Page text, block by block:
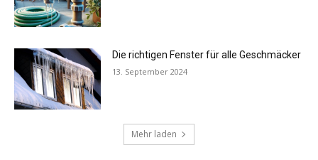
Die richtigen Fenster für alle Geschmäcker
13. September 2024
Mehr laden